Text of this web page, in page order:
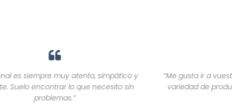
“Me gusta ir a vuestra farmacia ya que tiene una gran
variedad de productos y la atención es agradable y